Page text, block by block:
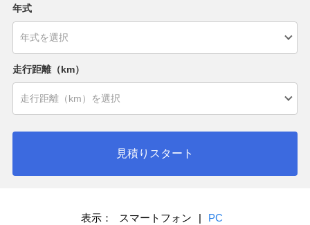
年式
走行距離（km）
見積りスタート
表示： スマートフォン | PC